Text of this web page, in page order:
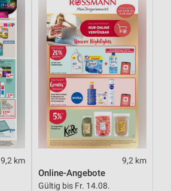
9,2 km 9,2 km
Online-Angebote
Gültig bis Fr. 14.08.